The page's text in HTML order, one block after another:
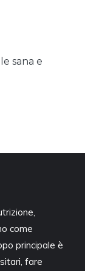
sana e
come
principale è
fare